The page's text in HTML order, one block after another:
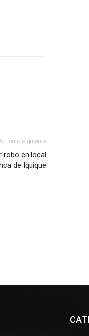
Artículo siguiente
robo en local
de Iquique